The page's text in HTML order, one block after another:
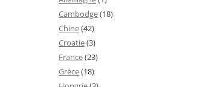
Cambodge(18)
Chine(42)
Croatie(3)
France(23)
Grèce(18)